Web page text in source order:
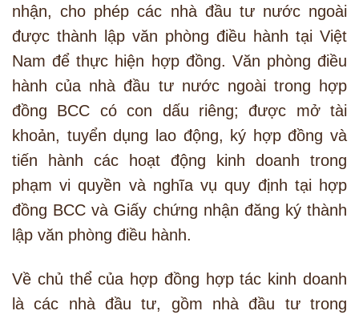
nhận, cho phép các nhà đầu tư nước ngoài
được thành lập văn phòng điều hành tại Việt
Nam để thực hiện hợp đồng. Văn phòng điều
hành của nhà đầu tư nước ngoài trong hợp
đồng BCC có con dấu riêng; được mở tài
khoản, tuyển dụng lao động, ký hợp đồng và
tiến hành các hoạt động kinh doanh trong
phạm vi quyền và nghĩa vụ quy định tại hợp
đồng BCC và Giấy chứng nhận đăng ký thành
lập văn phòng điều hành.
Về chủ thể của hợp đồng hợp tác kinh doanh
là các nhà đầu tư, gồm nhà đầu tư trong